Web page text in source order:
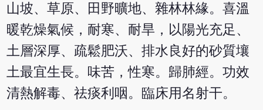
山坡、草原、田野曠地、雜林林緣。喜溫
暖乾燥氣候，耐寒、耐旱，以陽光充足、
土層深厚、疏鬆肥沃、排水良好的砂質壤
土最宜生長。味苦，性寒。歸肺經。功效
清熱解毒、祛痰利咽。臨床用名射干。